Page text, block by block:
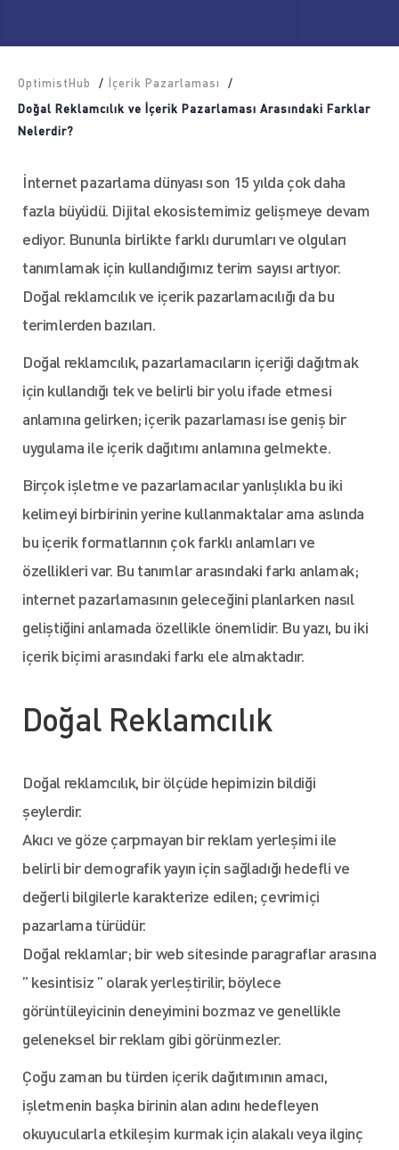
OptimistHub / İçerik Pazarlaması
/
Doğal Reklamcılık ve İçerik Pazarlaması Arasındaki Farklar
Nelerdir?
İnternet pazarlama dünyası son 15 yılda çok daha
fazla büyüdü. Dijital ekosistemimiz gelişmeye devam
ediyor. Bununla birlikte farklı durumları ve olguları
tanımlamak için kullandığımız terim sayısı artıyor.
Doğal reklamcılık ve içerik pazarlamacılığı da bu
terimlerden bazıları.
Doğal reklamcılık, pazarlamacıların içeriği dağıtmak
için kullandığı tek ve belirli bir yolu ifade etmesi
anlamına gelirken; içerik pazarlaması ise geniş bir
uygulama ile içerik dağıtımı anlamına gelmekte.
Birçok işletme ve pazarlamacılar yanlışlıkla bu iki
kelimeyi birbirinin yerine kullanmaktalar ama aslında
bu içerik formatlarının çok farklı anlamları ve
özellikleri var. Bu tanımlar arasındaki farkı anlamak;
internet pazarlamasının geleceğini planlarken nasıl
geliştiğini anlamada özellikle önemlidir. Bu yazı, bu iki
içerik biçimi arasındaki farkı ele almaktadır.
Doğal Reklamcılık
Doğal reklamcılık, bir ölçüde hepimizin bildiği
şeylerdir.
Akıcı ve göze çarpmayan bir reklam yerleşimi ile
belirli bir demografik yayın için sağladığı hedefli ve
değerli bilgilerle karakterize edilen; çevrimiçi
pazarlama türüdür.
Doğal reklamlar; bir web sitesinde paragraflar arasına
” kesintisiz ” olarak yerleştirilir, böylece
görüntüleyicinin deneyimini bozmaz ve genellikle
geleneksel bir reklam gibi görünmezler.
Çoğu zaman bu türden içerik dağıtımının amacı,
işletmenin başka birinin alan adını hedefleyen
okuyucularla etkileşim kurmak için alakalı veya ilginç